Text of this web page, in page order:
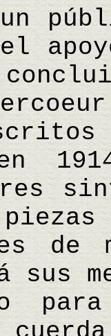
de
sus